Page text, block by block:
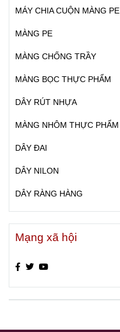
MÁY CHIA CUỘN MÀNG PE
MÀNG PE
MÀNG CHỐNG TRẦY
MÀNG BỌC THỰC PHẨM
DÂY RÚT NHỰA
MÀNG NHÔM THỰC PHẨM
DÂY ĐAI
DÂY NILON
DÂY RÀNG HÀNG
Mạng xã hội